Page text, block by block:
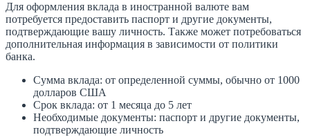
Для оформления вклада в иностранной валюте вам
потребуется предоставить паспорт и другие документы,
подтверждающие вашу личность. Также может потребоваться
дополнительная информация в зависимости от политики
банка.
Сумма вклада: от определенной суммы, обычно от 1000
долларов США
Срок вклада: от 1 месяца до 5 лет
Необходимые документы: паспорт и другие документы,
подтверждающие личность